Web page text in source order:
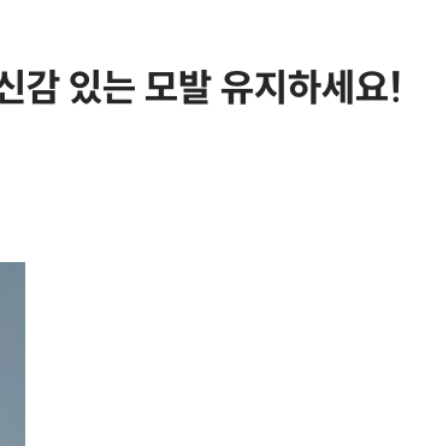
감 있는 모발 유지하세요!